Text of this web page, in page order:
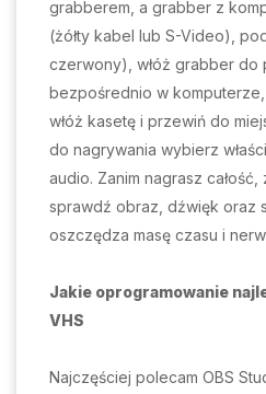
grabberem, a grabber z
(żółty kabel lub S-Video),
czerwony), włóż grabber do
bezpośrednio w komputerze,
włóż kasetę i przewiń do
do nagrywania wybierz
audio. Zanim nagrasz
sprawdź obraz, dźwięk oraz
oszczędza masę czasu i
Jakie oprogramowanie
VHS
Najczęściej polecam OBS